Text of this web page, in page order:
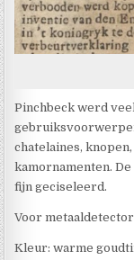
Pinchbeck werd
chatelaines,
kamornamenten.
fijn geciseleerd.
Voor
Kleur: warme